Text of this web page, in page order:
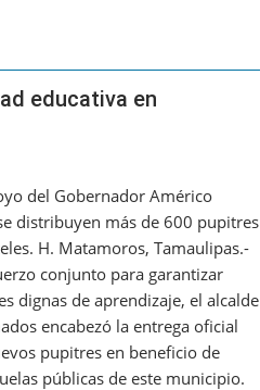
educativa en
del Gobernador Américo
distribuyen más de 600 pupitres
H. Matamoros, Tamaulipas.-
conjunto para garantizar
dignas de aprendizaje, el alcalde
encabezó la entrega oficial
pupitres en beneficio de
públicas de este municipio.